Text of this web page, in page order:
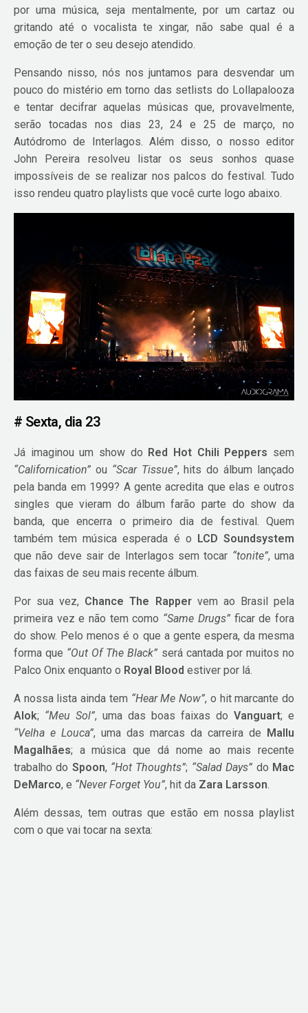
por uma música, seja mentalmente, por um cartaz ou
gritando até o vocalista te xingar, não sabe qual é a
emoção de ter o seu desejo atendido.
Pensando nisso, nós nos juntamos para desvendar um
pouco do mistério em torno das setlists do Lollapalooza
e tentar decifrar aquelas músicas que, provavelmente,
serão tocadas nos dias 23, 24 e 25 de março, no
Autódromo de Interlagos. Além disso, o nosso editor
John Pereira resolveu listar os seus sonhos quase
impossíveis de se realizar nos palcos do festival. Tudo
isso rendeu quatro playlists que você curte logo abaixo.
# Sexta, dia 23
Já imaginou um show do Red Hot Chili Peppers sem
“Californication” ou “Scar Tissue”, hits do álbum lançado
pela banda em 1999? A gente acredita que elas e outros
singles que vieram do álbum farão parte do show da
banda, que encerra o primeiro dia de festival. Quem
também tem música esperada é o LCD Soundsystem
que não deve sair de Interlagos sem tocar “tonite”, uma
das faixas de seu mais recente álbum.
Por sua vez, Chance The Rappervem ao Brasil pela
primeira vez e não tem como “Same Drugs”ficar de fora
do show. Pelo menos é o que a gente espera, da mesma
forma que “Out Of The Black” será cantada por muitos no
Palco Onix enquanto o Royal Blood estiver por lá.
A nossa lista ainda tem “Hear Me Now”, o hit marcante do
Alok; “Meu Sol”, uma das boas faixas do Vanguart; e
“Velha e Louca”, uma das marcas da carreira de Mallu
Magalhães; a música que dá nome ao mais recente
trabalho do Spoon, “Hot Thoughts”; “Salad Days” do Mac
DeMarco, e “Never Forget You”, hit da Zara Larsson.
Além dessas, tem outras que estão em nossa playlist
com o que vai tocar na sexta: